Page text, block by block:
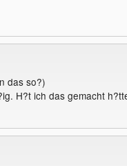
das so?)
H?t ich das gemacht